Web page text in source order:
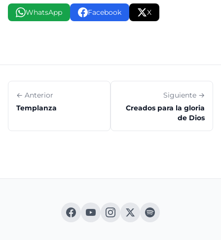
WhatsApp Facebook X
← Anterior
Templanza
Siguiente →
Creados para la gloria
de Dios